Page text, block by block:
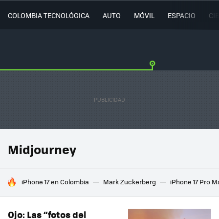
COLOMBIA TECNOLÓGICA AUTO MÓVIL ESPACIO
Midjourney
HOY SE HABLA DE
iPhone 17 en Colombia Mark Zuckerberg iPhone 17 Pro
Ojo: Las “fotos del